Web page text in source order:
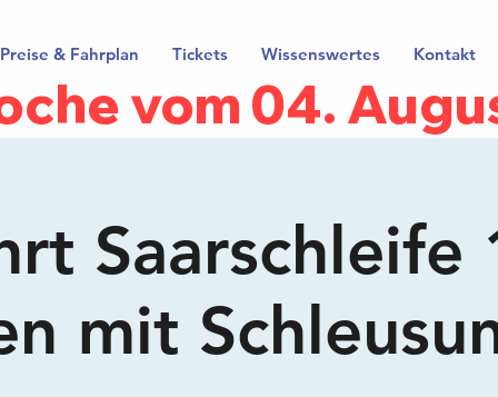
Preise & Fahrplan Tickets Wissenswertes Kontakt
vom 04.
Saarschleife
mit